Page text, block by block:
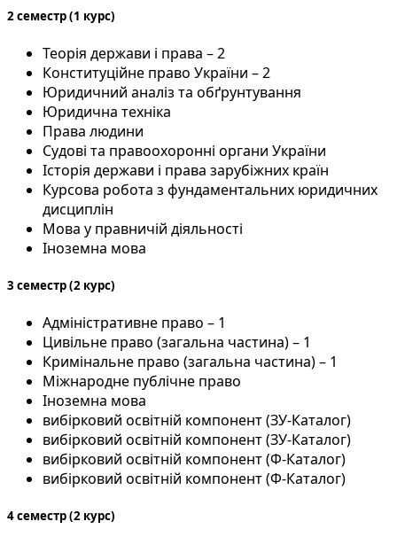
2 семестр (1 курс)
Теорія держави і права – 2
Конституційне право України – 2
Юридичний аналіз та обґрунтування
Юридична техніка
Права людини
Судові та правоохоронні органи України
Історія держави і права зарубіжних країн
Курсова робота з фундаментальних юридичних
дисциплін
Мова у правничій діяльності
Іноземна мова
3 семестр (2 курс)
Адміністративне право – 1
Цивільне право (загальна частина) – 1
Кримінальне право (загальна частина) – 1
Міжнародне публічне право
Іноземна мова
вибірковий освітній компонент (ЗУ-Каталог)
вибірковий освітній компонент (ЗУ-Каталог)
вибірковий освітній компонент (Ф-Каталог)
вибірковий освітній компонент (Ф-Каталог)
4 семестр (2 курс)